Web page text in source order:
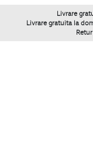
Livrare
Livrare gratuita la